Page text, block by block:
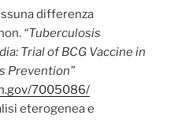
differenza
“Tuberculosis
Trial of BCG Vaccine in
Prevention”
7005086/
eterogenea e